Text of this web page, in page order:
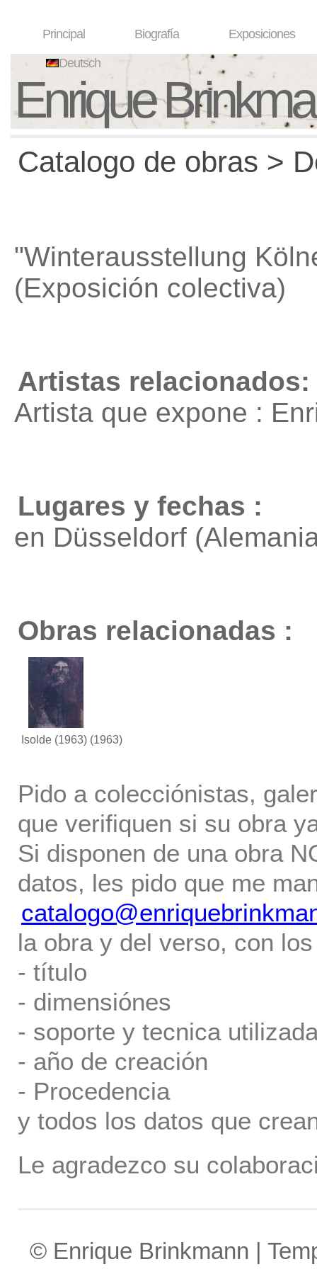
Principal Biografía Exposiciones
Deutsch
Enrique
Catalogo de obras >
"Winterausstellung
(Exposición colectiva)
Artistas relacionados:
Artista que expone :
Lugares y fechas :
en Düsseldorf
Obras relacionadas :
Isolde (1963) (1963)
Pido a colecciónistas,
que verifiquen si su obra
Si disponen de una obra
datos, les pido que me
la obra y del verso, con
- título
- dimensiónes
- soporte y tecnica
- año de creación
- Procedencia
y todos los datos que
Le agradezco su
© Enrique Brinkmann |